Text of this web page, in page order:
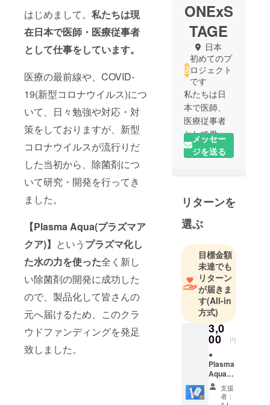
はじめまして。 私たちは現
在日本で医師・医療従事者
として仕事をしています。
医療の最前線や、COVID-
19(新型コロナウイルス)につ
いて、日々勉強や対応・対
策をしておりますが、新型
コロナウイルスが流行りだ
した当初から、除菌剤につ
いて研究・開発を行ってき
ました。
【Plasma Aqua(プラズマア
クア)】 という プラズマ化し
た水の力を使った全く新し
い除菌剤の開発に成功した
ので、製品化して皆さんの
元へ届けるため、このクラ
ウドファンディングを発足
致しました。
ONExS
TAGE
日本
初めてのプ
ロジェクト
です
私たちは日
本で医師、
医療従事者
として働い
ています。
COVID-19(新
行りだした
除菌剤につ
開発を行っ
てきまし
た。
活性化酸素
(プラズマ)の
力を使っ
た、『強力
な除菌力』
と『手肌へ
の優しさ』
を兼ね備え
メッセー
ジを送る
リターンを
選ぶ
目標金額
未達でも
リターン
が届きま
す(All-in
方式)
3,0
00 円
●
Plasma
Aqua(1
000ml)
×1個 ●
専用ス
支援
者：